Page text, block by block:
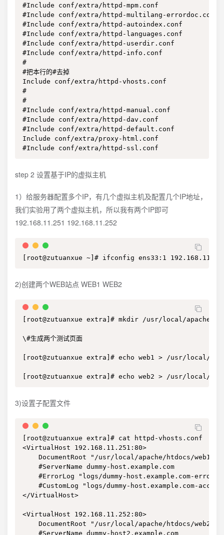
#Include conf/extra/httpd-mpm.conf
#Include conf/extra/httpd-multilang-errordoc.conf
#Include conf/extra/httpd-autoindex.conf
#Include conf/extra/httpd-languages.conf
#Include conf/extra/httpd-userdir.conf
#Include conf/extra/httpd-info.conf
#
#把本行的#去掉
Include conf/extra/httpd-vhosts.conf
#
#
#Include conf/extra/httpd-manual.conf
#Include conf/extra/httpd-dav.conf
#Include conf/extra/httpd-default.conf
Include conf/extra/proxy-html.conf
#Include conf/extra/httpd-ssl.conf
step 2 设置基于IP的虚拟主机
1）给服务器配置多个IP，有几个虚拟主机及配置几个IP地址，
我们实验用了两个虚拟主机，所以我有两个IP即可
192.168.11.251 192.168.11.252
[root@zutuanxue ~]# ifconfig ens33:1
2)创建两个WEB站点 WEB1 WEB2
[root@zutuanxue extra]# mkdir /usr/local/apache/
\#生成两个测试页面
[root@zutuanxue extra]# echo web1 > /usr/local/
[root@zutuanxue extra]# echo web2 > /usr/local/
3)设置子配置文件
[root@zutuanxue extra]# cat httpd-vhosts.conf
<VirtualHost 192.168.11.251:80>
    DocumentRoot "/usr/local/apache/htdocs/web1"
    #ServerName dummy-host.example.com
#ErrorLog "logs/dummy-host.example.com-
#CustomLog "logs/dummy-host.example.com-
</VirtualHost>
<VirtualHost 192.168.11.252:80>
    DocumentRoot "/usr/local/apache/htdocs/web2"
    #ServerName dummy-host2.example.com